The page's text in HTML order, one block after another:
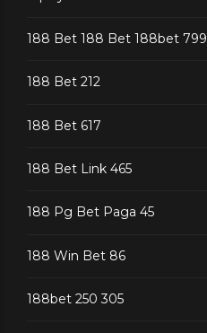
188 Bet 188 Bet 188bet 799
188 Bet 212
188 Bet 617
188 Bet Link 465
188 Pg Bet Paga 45
188 Win Bet 86
188bet 250 305